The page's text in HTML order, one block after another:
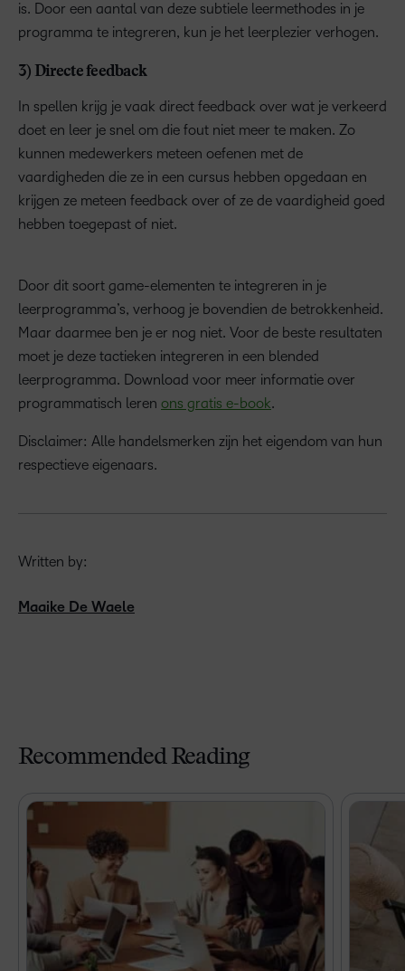
is. Door een aantal van deze subtiele leermethodes in je
programma te integreren, kun je het leerplezier verhogen.
3) Directe feedback
In spellen krijg je vaak direct feedback over wat je verkeerd
doet en leer je snel om die fout niet meer te maken. Zo
kunnen medewerkers meteen oefenen met de
vaardigheden die ze in een cursus hebben opgedaan en
krijgen ze meteen feedback over of ze de vaardigheid goed
hebben toegepast of niet.
Door dit soort game-elementen te integreren in je
leerprogramma’s, verhoog je bovendien de betrokkenheid.
Maar daarmee ben je er nog niet. Voor de beste resultaten
moet je deze tactieken integreren in een blended
leerprogramma. Download voor meer informatie over
programmatisch leren ons gratis e-book.
Disclaimer: Alle handelsmerken zijn het eigendom van hun
respectieve eigenaars.
Written by:
Maaike De Waele
Recommended Reading